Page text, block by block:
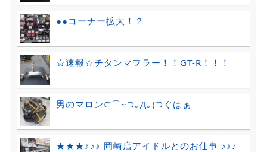
●●コーナー拡大！？
☆速報☆チタンマフラー！！GT-R！！！
男のマロン⊂⌒~⊃｡Д｡)⊃ぐはぁ
★★★♪♪♪ 岡崎店アイドルとのお仕事 ♪♪♪